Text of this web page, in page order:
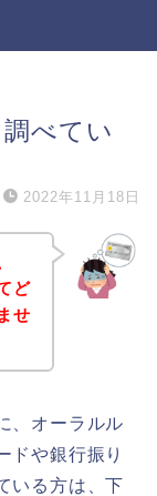
べてい
2022年11月18日
ど
せ
、オーラルル
ドや銀行振り
いる方は、下